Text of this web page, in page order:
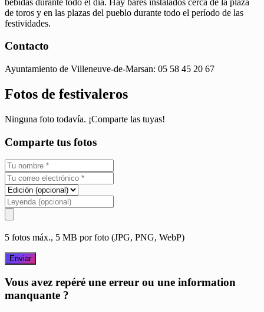
de toros y en las plazas del pueblo durante todo el período de las
festividades.
Contacto
Ayuntamiento de Villeneuve-de-Marsan: 05 58 45 20 67
Fotos de festivaleros
Ninguna foto todavía. ¡Comparte las tuyas!
Comparte tus fotos
5 fotos máx., 5 MB por foto (JPG, PNG, WebP)
Enviar
Vous avez repéré une erreur ou une information
manquante ?